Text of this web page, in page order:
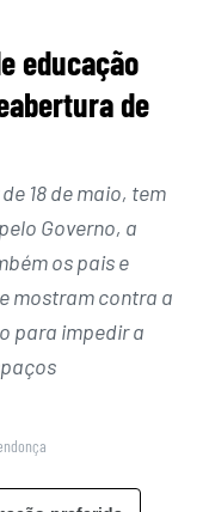
educação
de
18 de maio, tem
Governo, a
os pais e
mostram contra a
para impedir a